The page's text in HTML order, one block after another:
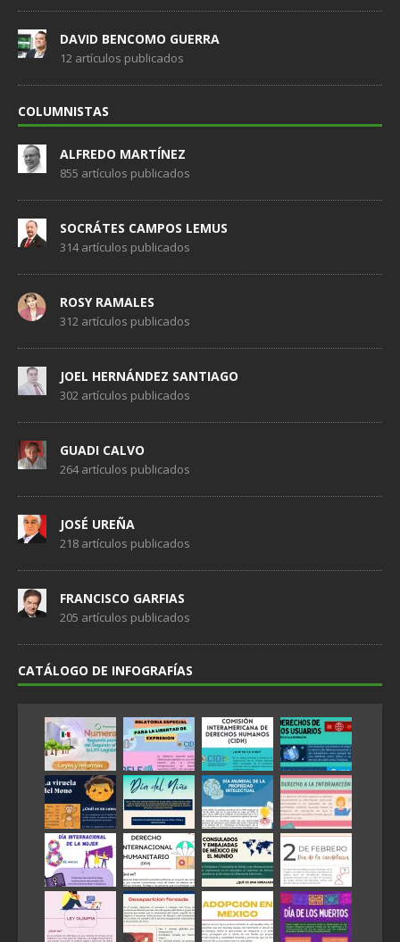
DAVID BENCOMO GUERRA
12 artículos publicados
COLUMNISTAS
ALFREDO MARTÍNEZ
855 artículos publicados
SOCRÁTES CAMPOS LEMUS
314 artículos publicados
ROSY RAMALES
312 artículos publicados
JOEL HERNÁNDEZ SANTIAGO
302 artículos publicados
GUADI CALVO
264 artículos publicados
JOSÉ UREÑA
218 artículos publicados
FRANCISCO GARFIAS
205 artículos publicados
CATÁLOGO DE INFOGRAFÍAS